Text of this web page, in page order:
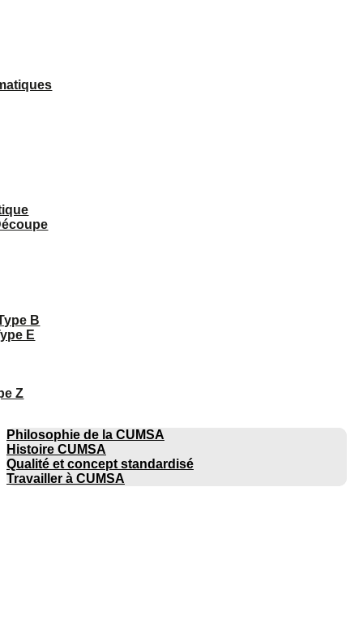
B
E
Z
Philosophie de la CUMSA
Histoire CUMSA
Qualité et concept standardisé
Travailler à CUMSA